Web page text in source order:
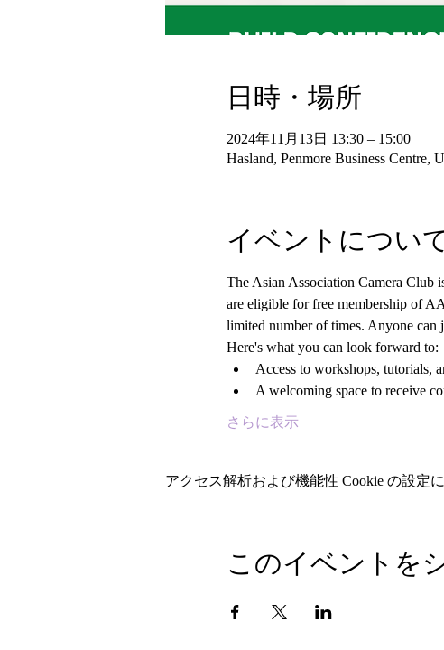
日時・場所
2024年11月13日 13:30 – 15:00
Hasland, Penmore Business Centre,
イベントについ
The Asian Association Camera Club
are eligible for free membership of
limited number of times. Anyone
Here's what you can look forward to:
Access to workshops, tutorials,
A welcoming space to receive
さらに表示
アクセス解析および機能性 Cookie の設定
このイベントを